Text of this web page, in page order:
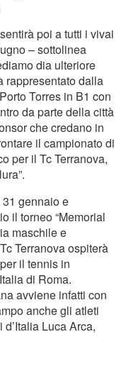
poi a tutti i vivai
– sottolinea
dia ulteriore
rappresentato dalla
Torres in B1 con
da parte della città
che credano in
il campionato di
per il Tc Terranova,
gennaio e
il torneo “Memorial
maschile e
Terranova ospiterà
il tennis in
di Roma.
avviene infatti con
anche gli atleti
Luca Arca,